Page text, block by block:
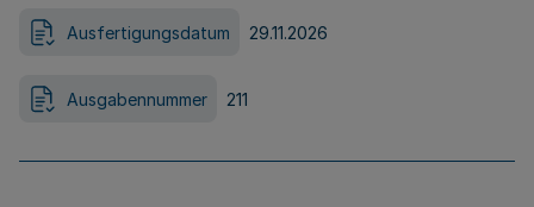
Ausfertigungsdatum 29.11.2026
Ausgabennummer 211